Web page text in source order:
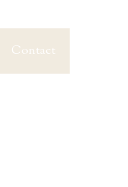
Contact